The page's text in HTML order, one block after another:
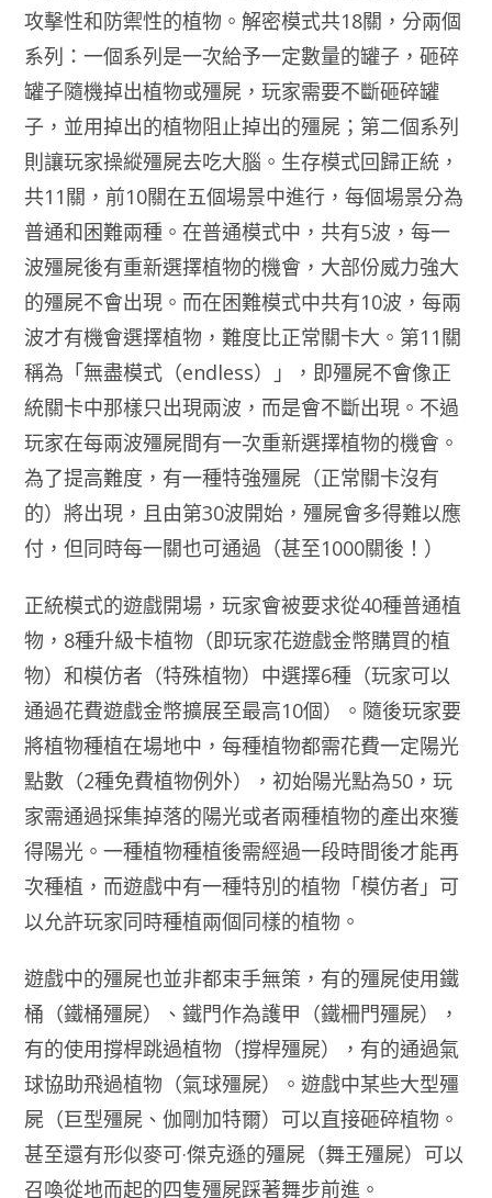
攻擊性和防禦性的植物。解密模式共18關，分兩個
系列：一個系列是一次給予一定數量的罐子，砸碎
罐子隨機掉出植物或殭屍，玩家需要不斷砸碎罐
子，並用掉出的植物阻止掉出的殭屍；第二個系列
則讓玩家操縱殭屍去吃大腦。生存模式回歸正統，
共11關，前10關在五個場景中進行，每個場景分為
普通和困難兩種。在普通模式中，共有5波，每一
波殭屍後有重新選擇植物的機會，大部份威力強大
的殭屍不會出現。而在困難模式中共有10波，每兩
波才有機會選擇植物，難度比正常關卡大。第11關
稱為「無盡模式（endless）」，即殭屍不會像正
統關卡中那樣只出現兩波，而是會不斷出現。不過
玩家在每兩波殭屍間有一次重新選擇植物的機會。
為了提高難度，有一種特強殭屍（正常關卡沒有
的）將出現，且由第30波開始，殭屍會多得難以應
付，但同時每一關也可通過（甚至1000關後！）
正統模式的遊戲開場，玩家會被要求從40種普通植
物，8種升級卡植物（即玩家花遊戲金幣購買的植
物）和模仿者（特殊植物）中選擇6種（玩家可以
通過花費遊戲金幣擴展至最高10個）。隨後玩家要
將植物種植在場地中，每種植物都需花費一定陽光
點數（2種免費植物例外），初始陽光點為50，玩
家需通過採集掉落的陽光或者兩種植物的產出來獲
得陽光。一種植物種植後需經過一段時間後才能再
次種植，而遊戲中有一種特別的植物「模仿者」可
以允許玩家同時種植兩個同樣的植物。
遊戲中的殭屍也並非都束手無策，有的殭屍使用鐵
桶（鐵桶殭屍）、鐵門作為護甲（鐵柵門殭屍），
有的使用撐桿跳過植物（撐桿殭屍），有的通過氣
球協助飛過植物（氣球殭屍）。遊戲中某些大型殭
屍（巨型殭屍、伽剛加特爾）可以直接砸碎植物。
甚至還有形似麥可·傑克遜的殭屍（舞王殭屍）可以
召喚從地而起的四隻殭屍踩著舞步前進。